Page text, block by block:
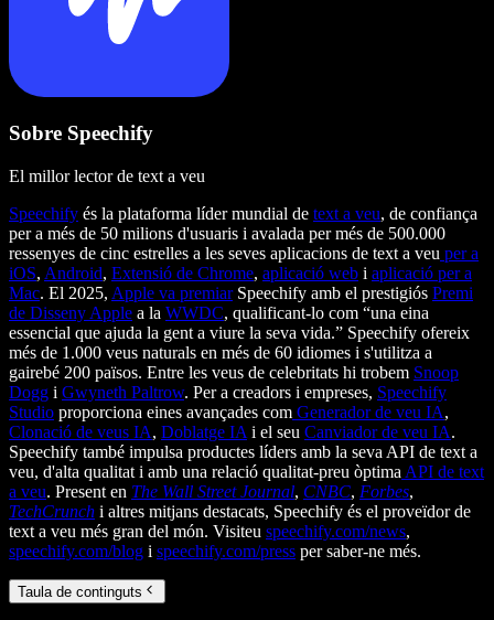
Sobre Speechify
El millor lector de text a veu
Speechify és la plataforma líder mundial de text a veu, de confiança
per a més de 50 milions d'usuaris i avalada per més de 500.000
ressenyes de cinc estrelles a les seves aplicacions de text a veu per a
iOS, Android, Extensió de Chrome, aplicació web i aplicació per a
Mac. El 2025, Apple va premiarSpeechify amb el prestigiós Premi
de Disseny Apple a la WWDC, qualificant-lo com “una eina
essencial que ajuda la gent a viure la seva vida.” Speechify ofereix
més de 1.000 veus naturals en més de 60 idiomes i s'utilitza a
gairebé 200 països. Entre les veus de celebritats hi trobem Snoop
Dogg i Gwyneth Paltrow. Per a creadors i empreses, Speechify
Studio proporciona eines avançades com Generador de veu IA,
Clonació de veus IA, Doblatge IA i el seu Canviador de veu IA.
Speechify també impulsa productes líders amb la seva API de text a
veu, d'alta qualitat i amb una relació qualitat-preu òptima API de text
a veu. Present en The Wall Street Journal, CNBC, Forbes,
TechCrunch i altres mitjans destacats, Speechify és el proveïdor de
text a veu més gran del món. Visiteu speechify.com/news,
speechify.com/blog i speechify.com/press per saber-ne més.
Taula de continguts